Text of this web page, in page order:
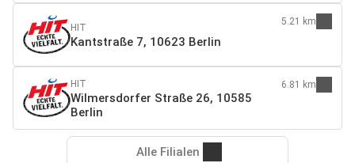
HIT
Kantstraße 7, 10623 Berlin
5.21 km
HIT
Wilmersdorfer Straße 26, 10585
Berlin
6.81 km
Alle Filialen